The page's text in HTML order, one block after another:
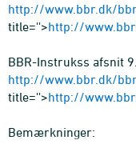
http://www.bbr.dk/
title=''>http://
BBR-Instrukss afsnit
http://www.bbr.dk/
title=''>http://
Bemærkninger: